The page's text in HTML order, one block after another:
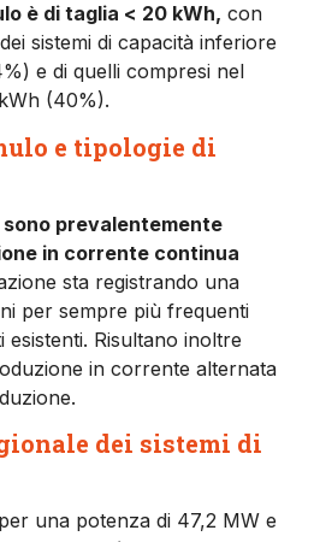
è di taglia < 20 kWh, con
sistemi di capacità inferiore
e di quelli compresi nel
(40%).
e tipologie di
prevalentemente
in corrente continua
sta registrando una
per sempre più frequenti
esistenti. Risultano inoltre
in corrente alternata
dei sistemi di
per una potenza di 47,2 MW e